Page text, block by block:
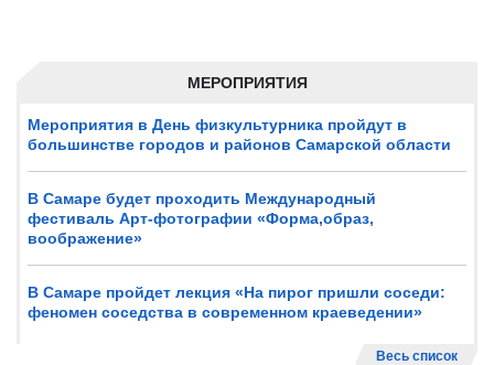
МЕРОПРИЯТИЯ
Мероприятия в День физкультурника пройдут в
большинстве городов и районов Самарской области
В Самаре будет проходить Международный
фестиваль Арт-фотографии «Форма,образ,
воображение»
В Самаре пройдет лекция «На пирог пришли соседи:
феномен соседства в современном краеведении»
Весь список